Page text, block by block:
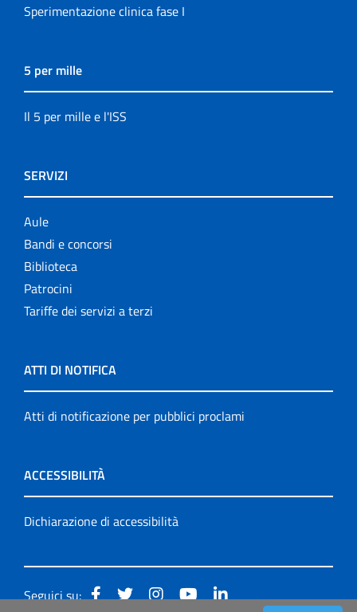
Sperimentazione clinica fase I
5 per mille
Il 5 per mille e l'ISS
SERVIZI
Aule
Bandi e concorsi
Biblioteca
Patrocini
Tariffe dei servizi a terzi
ATTI DI NOTIFICA
Atti di notificazione per pubblici proclami
ACCESSIBILITÀ
Dichiarazione di accessibilità
Seguici su: